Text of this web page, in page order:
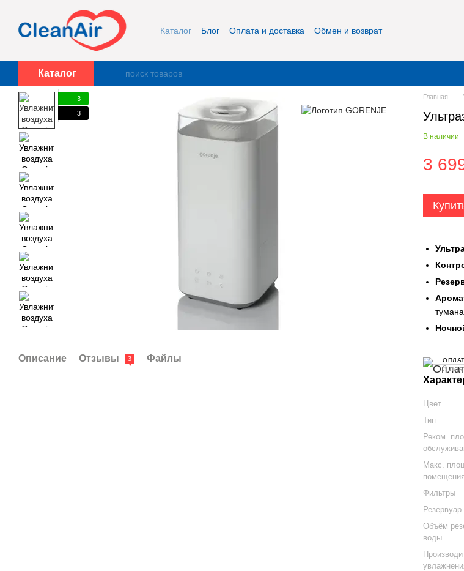
Перейти к основному контенту
Каталог Блог Оплата и доставка
Обмен и возврат
Каталог
3
3
Описание Отзывы 3 Файлы
Главная
В наличии
3
тумана.
3
Цвет
Тип
Реком.
Макс.
Фильтры
Объём
воды